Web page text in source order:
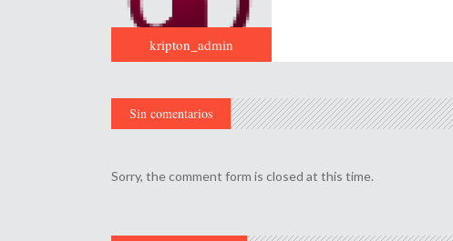
kripton_admin
Sin comentarios
Sorry, the comment form is closed at this time.